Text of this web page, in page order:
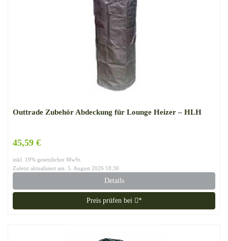
Outtrade Zubehör Abdeckung für Lounge Heizer – HLH
45,59 €
inkl. 19% gesetzlicher MwSt.
Zuletzt aktualisiert am: 5. August 2026 18:30
Details
Preis prüfen bei *